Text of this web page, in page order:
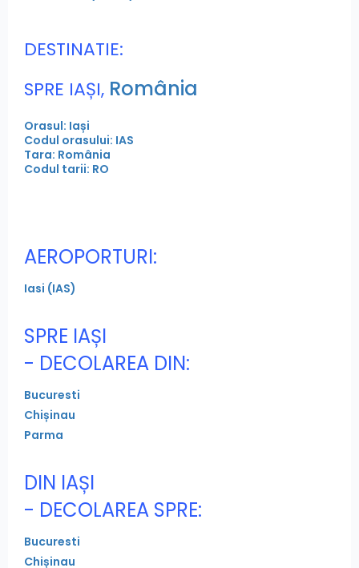
DESTINATIE:
SPRE IAȘI, România
Orasul: Iași
Codul orasului: IAS
Tara: România
Codul tarii: RO
AEROPORTURI:
Iasi (IAS)
SPRE IAȘI
- DECOLAREA DIN:
Bucuresti
Chișinau
Parma
DIN IAȘI
- DECOLAREA SPRE:
Bucuresti
Chișinau